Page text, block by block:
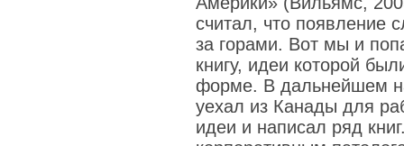
считал, что появление
за горами. Вот мы и
книгу, идеи которой
форме. В дальнейшем
уехал из Канады для
идеи и написал ряд